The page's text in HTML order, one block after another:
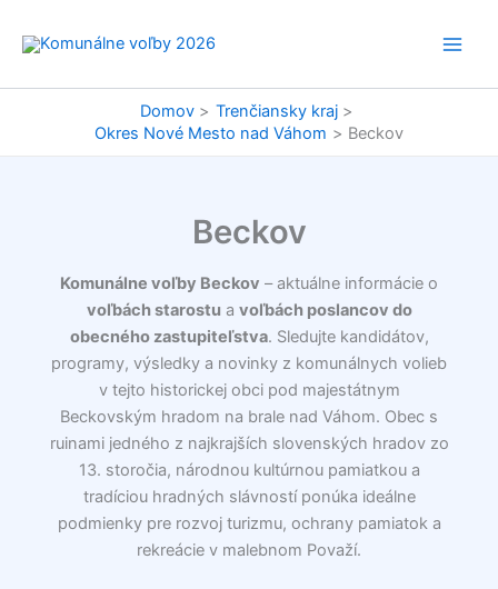
Domov
Trenčiansky kraj
Okres Nové Mesto nad Váhom
Beckov
Beckov
Komunálne voľby Beckov – aktuálne informácie o
voľbách starostu a voľbách poslancov do
obecného zastupiteľstva. Sledujte kandidátov,
programy, výsledky a novinky z komunálnych volieb
v tejto historickej obci pod majestátnym
Beckovským hradom na brale nad Váhom. Obec s
ruinami jedného z najkrajších slovenských hradov zo
13. storočia, národnou kultúrnou pamiatkou a
tradíciou hradných slávností ponúka ideálne
podmienky pre rozvoj turizmu, ochrany pamiatok a
rekreácie v malebnom Považí.